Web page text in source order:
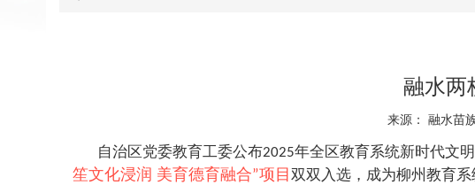
融水
来源： 融水苗
自治区党委教育工委公布2025年全区教育系统新时代文
笙文化浸润 美育德育融合”项目 双双入选，成为柳州教育系